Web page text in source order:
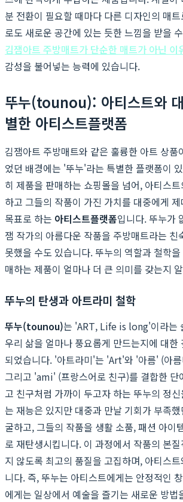
분 전환이 필요할 때마다 다른 디자인의 매
로도 새로운 공간에 있는 듯한 느낌을 받을
김잼아트 주방매트가 단순한 매트가 아닌 이
감성을 불어넣는 능력에 있습니다.
뚜누(tounou): 아티스트와
별한 아티스트플랫폼
김잼아트 주방매트와 같은 훌륭한 아트 상품
었던 배경에는 '뚜누'라는 특별한 플랫폼이
히 제품을 판매하는 쇼핑몰을 넘어, 아티스
하고 그들의 작품이 가진 가치를 대중에게
목표로 하는 아티스트플랫폼입니다. 뚜누가
잼 작가의 아름다운 작품을 주방매트라는 친
못했을 수도 있습니다. 뚜누의 역할과 철학
매하는 제품이 얼마나 더 큰 의미를 갖는지
뚜누의 탄생과 아트라미 철학
뚜누(tounou)는 'ART, Life is long'이라는
우리 삶을 얼마나 풍요롭게 만드는지에 대한
되었습니다. '아트라미'는 'Art'와 '아름' (아
그리고 'ami' (프랑스어로 친구)를 결합한 단
고 친구처럼 가까이 두고자 하는 뚜누의 정
는 재능은 있지만 대중과 만날 기회가 부족
굴하고, 그들의 작품을 생활 소품, 패션 아이
로 재탄생시킵니다. 이 과정에서 작품의 본
지 않도록 최고의 품질을 고집하며, 아티스
니다. 즉, 뚜누는 아티스트에게는 안정적인
에게는 일상에서 예술을 즐기는 새로운 방법